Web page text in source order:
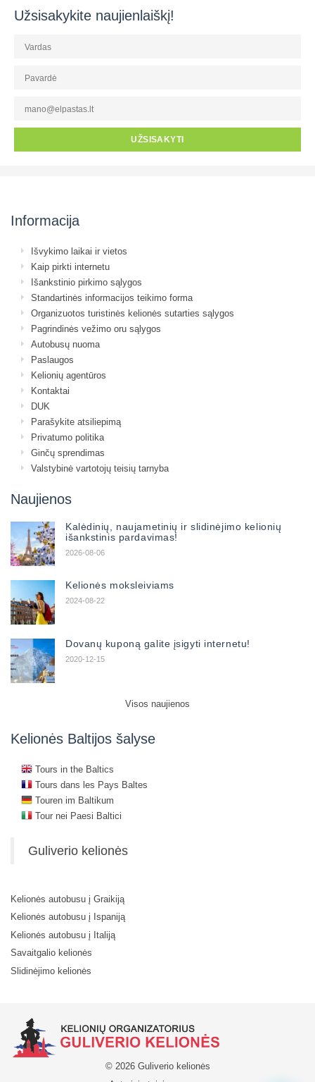
Užsisakykite naujienlaiškį!
UŽSISAKYTI
Informacija
Išvykimo laikai ir vietos
Kaip pirkti internetu
Išankstinio pirkimo sąlygos
Standartinės informacijos teikimo forma
Organizuotos turistinės kelionės sutarties sąlygos
Pagrindinės vežimo oru sąlygos
Autobusų nuoma
Paslaugos
Kelionių agentūros
Kontaktai
DUK
Parašykite atsiliepimą
Privatumo politika
Ginčų sprendimas
Valstybinė vartotojų teisių tarnyba
Naujienos
Kalėdinių, naujametinių ir slidinėjimo kelionių
išankstinis pardavimas!
2026-08-06
Kelionės moksleiviams
2024-08-22
Dovanų kuponą galite įsigyti internetu!
2020-12-15
Visos naujienos
Kelionės Baltijos šalyse
Tours in the Baltics
Tours dans les Pays Baltes
Touren im Baltikum
Tour nei Paesi Baltici
Guliverio kelionės
Kelionės autobusu į Graikiją
Kelionės autobusu į Ispaniją
Kelionės autobusu į Italiją
Savaitgalio kelionės
Slidinėjimo kelionės
© 2026 Guliverio kelionės